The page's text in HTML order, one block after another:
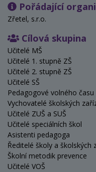
Pořádající
Zřetel, s.r.o.
Cílová skupina
Učitelé MŠ
Učitelé 1. stupně ZŠ
Učitelé 2. stupně ZŠ
Učitelé SŠ
Pedagogové volného času
Vychovatelé školských
Učitelé ZUŠ a SUŠ
Učitelé speciálních škol
Asistenti pedagoga
Ředitelé školy a školských
Školní metodik prevence
Učitelé VOŠ